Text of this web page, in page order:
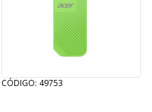
CÓDIGO: 49753